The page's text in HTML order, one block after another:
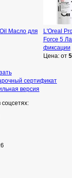
Масло для
L'Oreal
Force 5
фиксации
Цена: от
сертификат
версия